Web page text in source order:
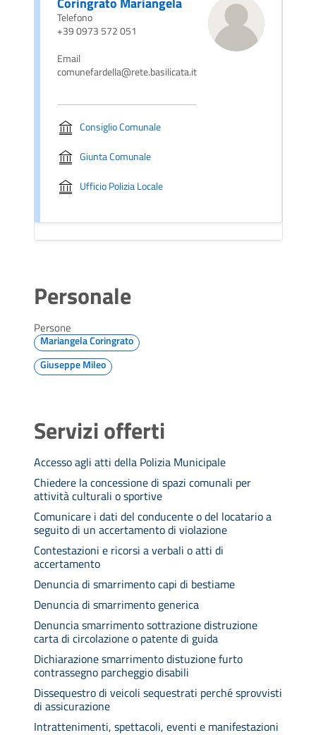
Telefono
+39 0973 572 051
Email
comunefardella@rete.basilicata.it
Consiglio Comunale
Giunta Comunale
Ufficio Polizia Locale
Personale
Persone
Mariangela Coringrato
Giuseppe Mileo
Servizi offerti
Accesso agli atti della Polizia Municipale
Chiedere la concessione di spazi comunali per
attività culturali o sportive
Comunicare i dati del conducente o del locatario a
seguito di un accertamento di violazione
Contestazioni e ricorsi a verbali o atti di
accertamento
Denuncia di smarrimento capi di bestiame
Denuncia di smarrimento generica
Denuncia smarrimento sottrazione distruzione
carta di circolazione o patente di guida
Dichiarazione smarrimento distuzione furto
contrassegno parcheggio disabili
Dissequestro di veicoli sequestrati perché sprovvisti
di assicurazione
Intrattenimenti, spettacoli, eventi e manifestazioni